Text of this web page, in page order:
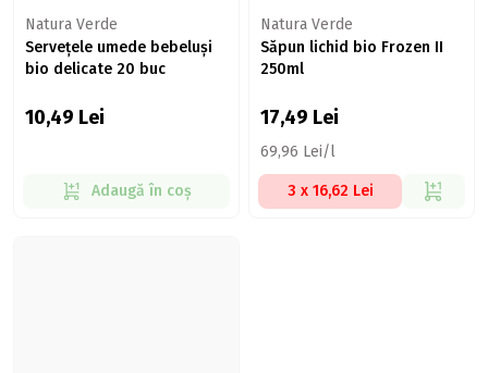
Natura Verde
Servețele umede bebeluși
bio delicate 20 buc
10,49 Lei
Adaugă în coș
Natura Verde
Săpun lichid bio Frozen II
250ml
17,49 Lei
69,96 Lei/l
3 x 16,62 Lei